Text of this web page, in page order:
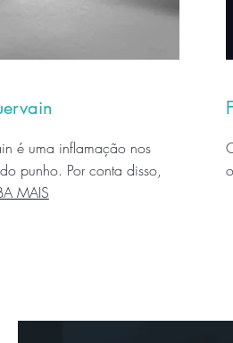
é uma inflamação nos
punho. Por conta disso,
MAIS